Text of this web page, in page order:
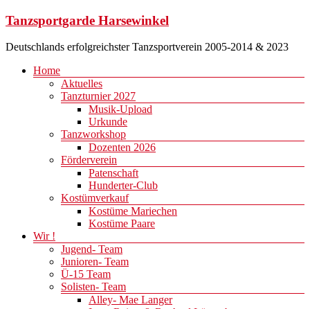
Zum
springen
Tanzsportgarde Harsewinkel
Deutschlands erfolgreichster Tanzsportverein 2005-2014 & 2023
Menü
Home
Aktuelles
Tanzturnier 2027
Musik-Upload
Urkunde
Tanzworkshop
Dozenten 2026
Förderverein
Patenschaft
Hunderter-Club
Kostümverkauf
Kostüme Mariechen
Kostüme Paare
Wir !
Jugend- Team
Junioren- Team
Ü-15 Team
Solisten- Team
Alley- Mae Langer